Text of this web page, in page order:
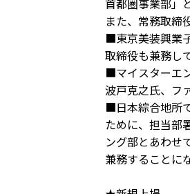
首都圏事業部」
また、常務取締
■東京美装興業
取締役も兼務し
■マイスターエ
波戸克之氏、フ
■日本綜合地所
ために、担当部
ング部とあわせ
兼務することに